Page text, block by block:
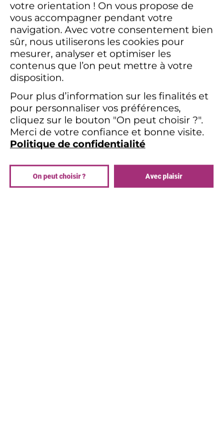
PRÉ-REQUIS
Aucun
EVALUATIONS
Cas pratiques en sous groupe
Mises en situation
CONTACTER UN CONSEILLER
DURÉE ESTIMÉE
AND
COOKIES
votre orientation ! On vous propose de
vous accompagner pendant votre
navigation. Avec votre consentement bien
sûr, nous utiliserons les cookies pour
mesurer, analyser et optimiser les
contenus que l’on peut mettre à votre
disposition.
Pour plus d’information sur les finalités et
pour personnaliser vos préférences,
cliquez sur le bouton "On peut choisir ?".
Merci de votre confiance et bonne visite.
Politique de confidentialité
On peut choisir ? Avec plaisir